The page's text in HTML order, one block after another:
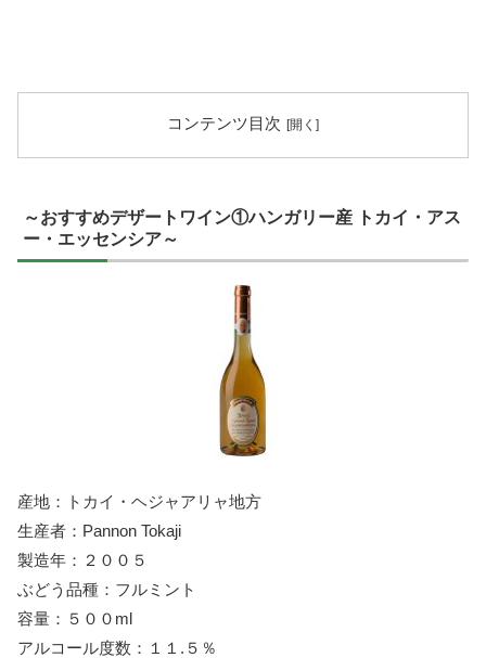
コンテンツ目次
～おすすめデザートワイン①ハンガリー産 トカイ・アス
ー・エッセンシア～
産地：トカイ・ヘジャアリャ地方
生産者：Pannon Tokaji
製造年：２００５
ぶどう品種：フルミント
容量：５００ml
アルコール度数：１１.５％